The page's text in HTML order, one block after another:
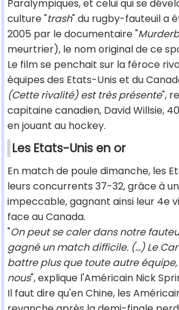
Paralympiques, et celui qui se
culture "trash" du rugby-fauteuil a
2005 par le documentaire "
meurtrier), le nom original de ce
Le film se penchait sur la féroce
équipes des Etats-Unis et du
(Cette rivalité) est très présente",
capitaine canadien, David Willsie,
en jouant au hockey.
Les Etats-Unis en or
En match de poule dimanche, les
leurs concurrents 37-32, grâce à
impeccable, gagnant ainsi leur 4e
face au Canada.
"On peut se caler dans notre
gagné un match difficile. (...) Le
battre plus que toute autre
nous", explique l'Américain Nick
Il faut dire qu'en Chine, les